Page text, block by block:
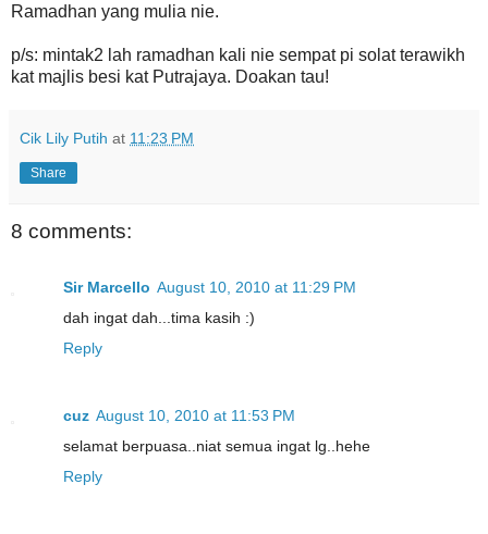
Ramadhan yang mulia nie.
p/s: mintak2 lah ramadhan kali nie sempat pi solat terawikh
kat majlis besi kat Putrajaya. Doakan tau!
Cik Lily Putih at 11:23 PM
Share
8 comments:
Sir Marcello August 10, 2010 at 11:29 PM
dah ingat dah...tima kasih :)
Reply
cuz August 10, 2010 at 11:53 PM
selamat berpuasa..niat semua ingat lg..hehe
Reply